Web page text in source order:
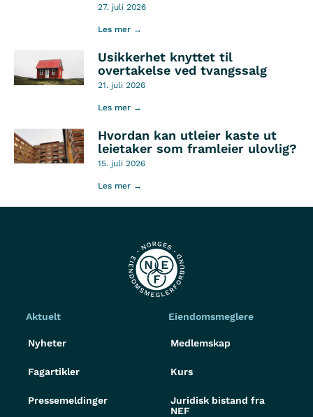
27. juli 2026
Les mer →
Usikkerhet knyttet til
overtakelse ved tvangssalg
21. juli 2026
Les mer →
Hvordan kan utleier kaste ut
leietaker som framleier ulovlig?
15. juli 2026
Les mer →
Aktuelt
Nyheter
Fagartikler
Pressemeldinger
Eiendomsmeglere
Medlemskap
Kurs
Juridisk bistand fra
NEF